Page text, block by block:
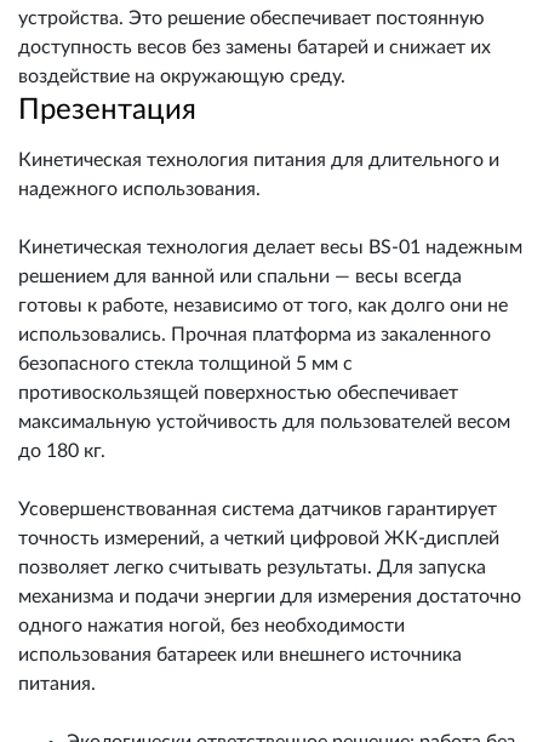
устройства. Это решение обеспечивает постоянную
доступность весов без замены батарей и снижает их
воздействие на окружающую среду.
Презентация
Кинетическая технология питания для длительного и
надежного использования.
Кинетическая технология делает весы BS-01 надежным
решением для ванной или спальни — весы всегда
готовы к работе, независимо от того, как долго они не
использовались. Прочная платформа из закаленного
безопасного стекла толщиной 5 мм с
противоскользящей поверхностью обеспечивает
максимальную устойчивость для пользователей весом
до 180 кг.
Усовершенствованная система датчиков гарантирует
точность измерений, а четкий цифровой ЖК-дисплей
позволяет легко считывать результаты. Для запуска
механизма и подачи энергии для измерения достаточно
одного нажатия ногой, без необходимости
использования батареек или внешнего источника
питания.